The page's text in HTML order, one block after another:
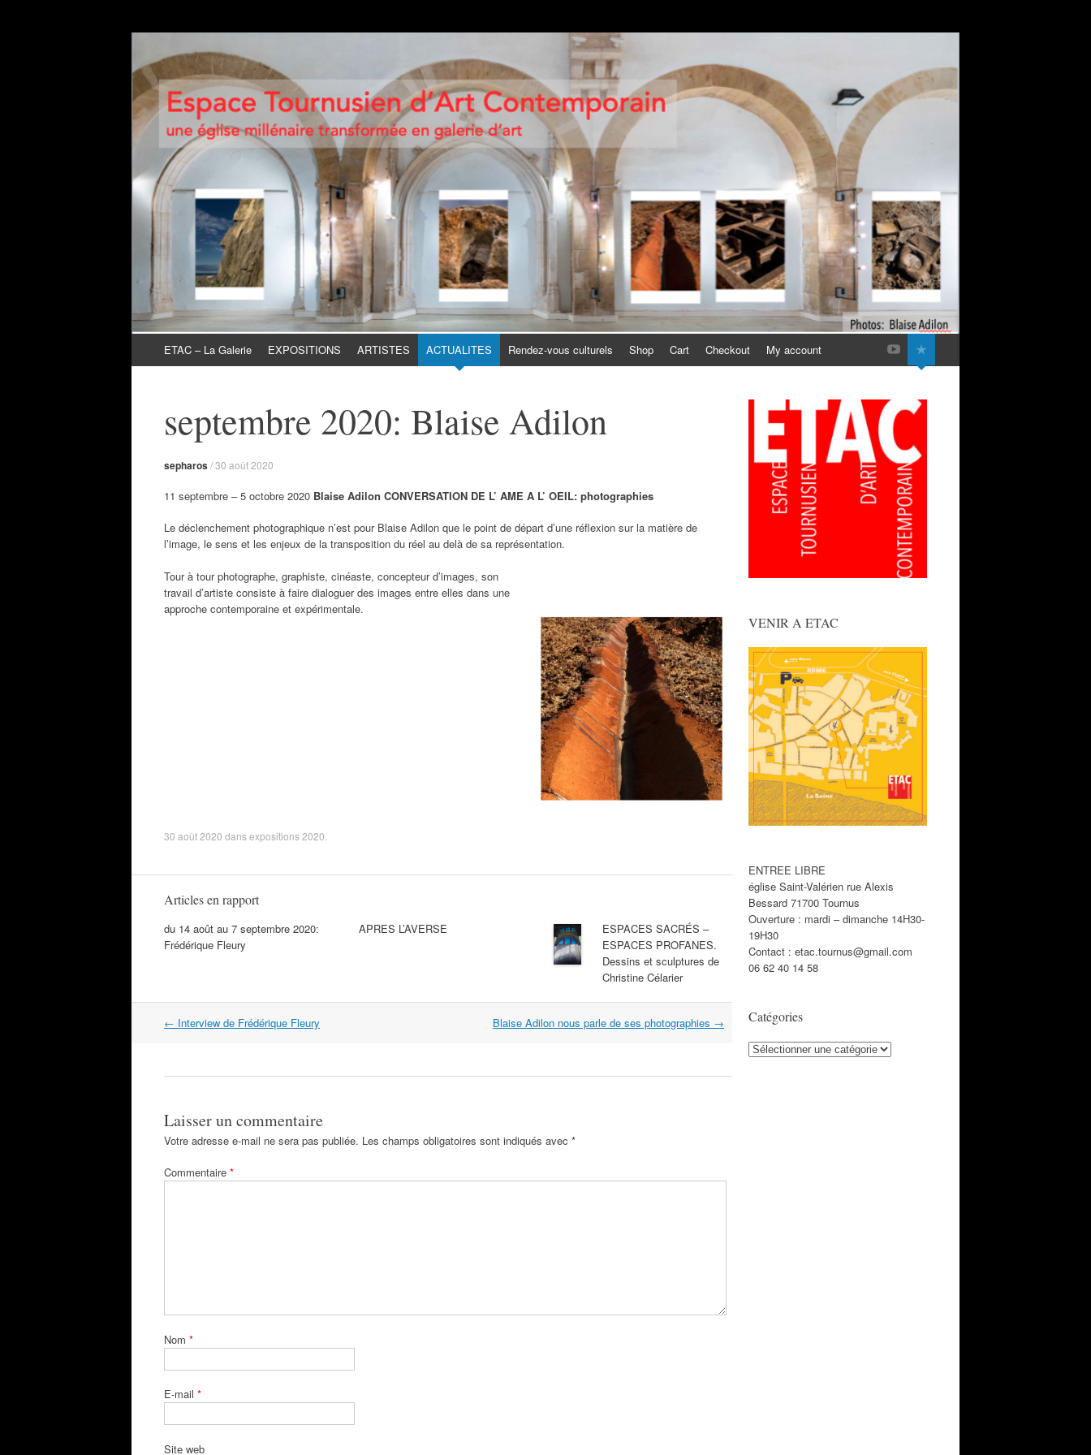
Espace Tournusien d'Art Contemporain
une église millénaire transformée en galerie d'Art
Aller au contenu
ETAC – La Galerie EXPOSITIONS ARTISTES ACTUALITES Rendez-vous culturels Shop Cart Checkout My account
septembre 2020: Blaise Adilon
sepharos/30 août 2020
11 septembre – 5 octobre 2020 Blaise Adilon CONVERSATION DE L’ AME A L’ OEIL: photographies
Le déclenchement photographique n’est pour Blaise Adilon que le point de départ d’une réflexion sur la matière de
l’image, le sens et les enjeux de la transposition du réel au delà de sa représentation.
Tour à tour photographe, graphiste, cinéaste, concepteur d’images, son
travail d’artiste consiste à faire dialoguer des images entre elles dans une
approche contemporaine et expérimentale.
30 août 2020 dansexpositions 2020
Articles en rapport
du 14 août au 7 septembre 2020:
Frédérique Fleury
APRES L’AVERSE
ESPACES SACRÉS –
ESPACES PROFANES.
Dessins et sculptures de
Christine Célarier
Navigation dans les articles
← Interview de Frédérique Fleury Blaise Adilon nous parle de ses photographies →
Laisser un commentaire
Votre adresse e-mail ne sera pas publiée. Les champs obligatoires sont indiqués avec *
Commentaire *
Nom *
E-mail *
Site web
VENIR A ETAC
ENTREE LIBRE
église Saint-Valérien rue Alexis
Bessard 71700 Tournus
Ouverture : mardi – dimanche 14H30-
19H30
Contact : etac.tournus@gmail.com
06 62 40 14 58
Catégories
Catégories